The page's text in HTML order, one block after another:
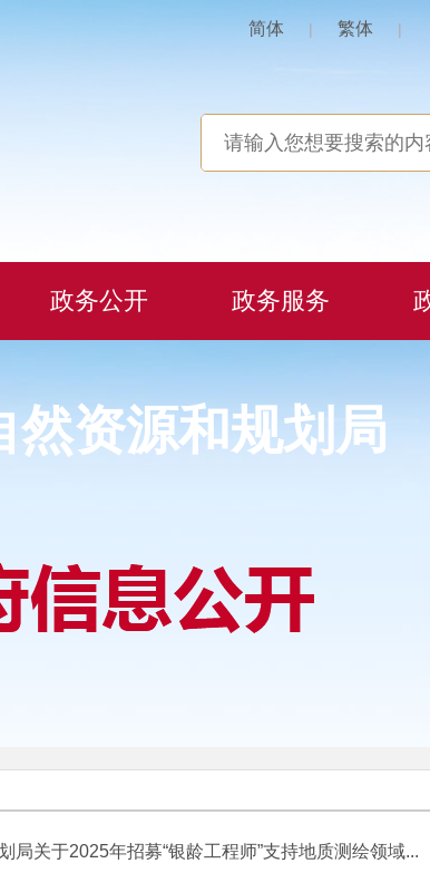
简体 | 繁体 |
政务公开 政务服务
然资源和规划局
局关于2025年招募“银龄工程师”支持地质测绘领域...